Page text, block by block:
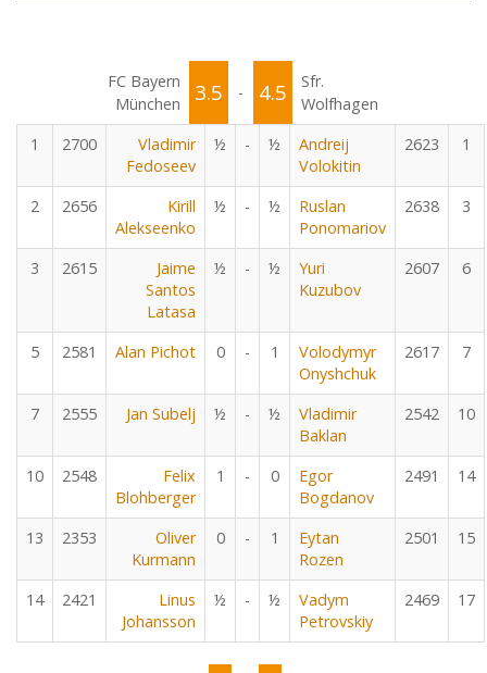
FC Bayern
München
3.5 - 4.5
Sfr.
Wolfhagen
1
2700
Vladimir
Fedoseev
½ - ½
Andreij
Volokitin
2623 1
2 2656
Kirill
Alekseenko
½ - ½
Ruslan
Ponomariov
2638 3
3 2615
Jaime
Santos
Latasa
½ - ½
Yuri
Kuzubov
2607 6
5 2581 Alan Pichot 0 - 1
Volodymyr
Onyshchuk
2617 7
7 2555 Jan Subelj ½ - ½
Vladimir
Baklan
2542 10
10 2548
Felix
Blohberger
1 - 0
Egor
Bogdanov
2491 14
13 2353
Oliver
Kurmann
0 - 1
Eytan
Rozen
2501 15
14 2421
Linus
Johansson
½ - ½
Vadym
Petrovskiy
2469 17